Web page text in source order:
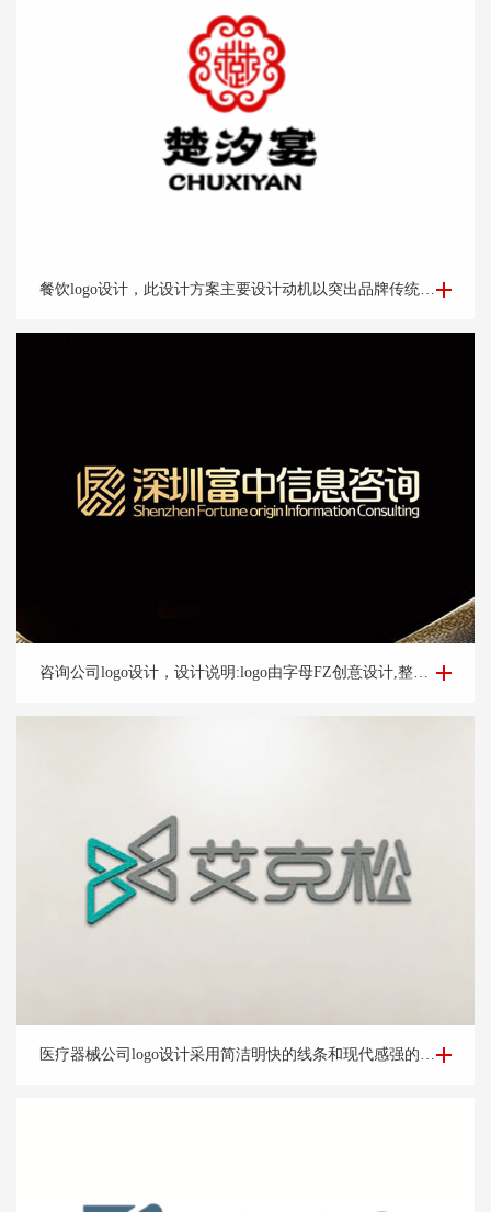
餐饮logo设计-楚*宴餐饮公司logo设计 餐饮logo设计，此设计方案主要设计动机以突出品牌传统老字号的品牌调性出发。以祥云纹路做外围。中心以“楚汉字的变形窗格轩辕造型，亭台楼阁酒肆的视觉印象，链接企业的行业特征
咨询公司logo设计-深圳富*咨询公司logo设计案例 咨询公司logo设计，设计说明:logo由字母FZ创意设计,整体方正大气,整体宛如图腾整体动态上扬,亮眼,体现好机会含义,整体设计简洁大气,易辨识让人过目不忘
医疗器械公司logo设计-杭州艾*松公司logo设计案例 医疗器械公司logo设计采用简洁明快的线条和现代感强的字体，展示公司的时尚和创新形象。